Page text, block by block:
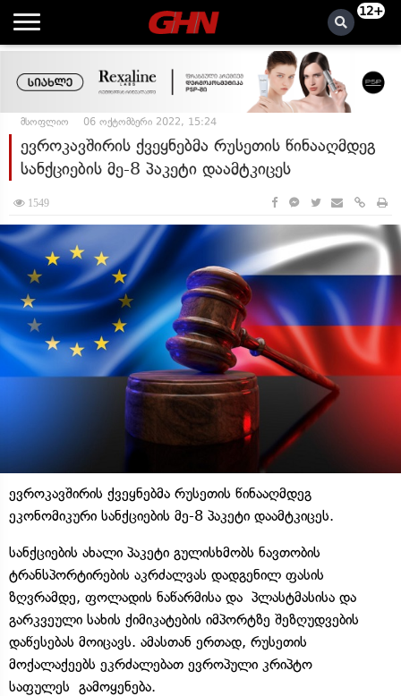
12+
მსოფლიო 06 ოქტომბერი 2022, 15:24
ევროკავშირის ქვეყნებმა რუსეთის წინააღმდეგ
სანქციების მე-8 პაკეტი დაამტკიცეს
1549
ევროკავშირის ქვეყნებმა რუსეთის წინააღმდეგ
ეკონომიკური სანქციების მე-8 პაკეტი დაამტკიცეს.
სანქციების ახალი პაკეტი გულისხმობს ნავთობის
ტრანსპორტირების აკრძალვას დადგენილ ფასის
ზღვრამდე, ფოლადის ნაწარმისა და პლასტმასისა და
გარკვეული სახის ქიმიკატების იმპორტზე შეზღუდვების
დაწესებას მოიცავს. ამასთან ერთად, რუსეთის
მოქალაქეებს ეკრძალებათ ევროპული კრიპტო
საფულეს გამოყენება.